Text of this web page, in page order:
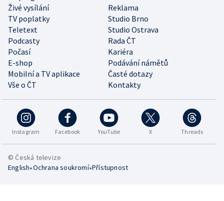
Živé vysílání
Reklama
TV poplatky
Studio Brno
Teletext
Studio Ostrava
Podcasty
Rada ČT
Počasí
Kariéra
E-shop
Podávání námětů
Mobilní a TV aplikace
Časté dotazy
Vše o ČT
Kontakty
Instagram Facebook YouTube X Threads
© Česká televize
English•Ochrana soukromí•Přístupnost